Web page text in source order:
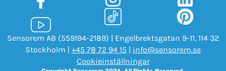
Sensorem AB (559194-2189) | Engelbrektsgatan 9-11, 114 32
Stockholm | +45 78 72 94 15 | info@sensorem.se
Cookieinställningar